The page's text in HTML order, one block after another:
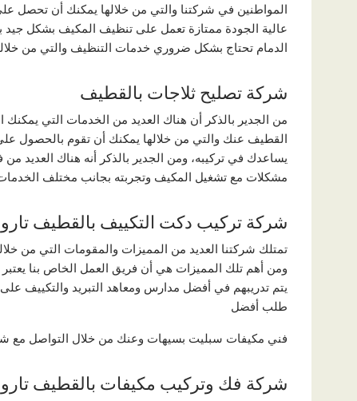
المواطنين في شركتنا والتي من خلالها يمكنك أن تحصل
عالية الجودة ممتازة تعمل على تنظيف المكيف بشكل جيد
الدمام تحتاج بشكل ضروري خدمات التنظيف والتي من
شركة تصليح ثلاجات بالقطيف
من الجدير بالذكر أن هناك العديد من الخدمات التي
القطيف عنك والتي من خلالها يمكنك أن تقوم بالحصول
يساعدك في تركيبه، ومن الجدير بالذكر أنه هناك
مشكلات مع تشغيل المكيف وتجربته بجانب مختلف
شركة تركيب دكت التكييف بالقطيف
تمتلك شركتنا العديد من المميزات والمقومات التي من
ومن أهم تلك المميزات هي أن فريق العمل الخاص بنا
يتم تدريبهم في أفضل مدارس ومعاهد التبريد والتكييف
طلب أفضل
فني مكيفات سبليت بسيهات وعنك من خلال التواصل مع
شركة فك وتركيب مكيفات بالقطيف